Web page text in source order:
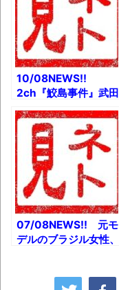
2023年に収束？と
か コロコロ『炎の闘
球児 ドッジ弾平』全
巻無料公開開始とか
10/08NEWS!!
2ch『鮫島事件』武田
玲奈主演で映画化と
か PlayStation®5
分解映像とか 学術会
議「推薦に基づき全員
を任命」政府資料が存
在とか
07/08NEWS!! 元モ
デルのブラジル女性、
の新たな物証発見と